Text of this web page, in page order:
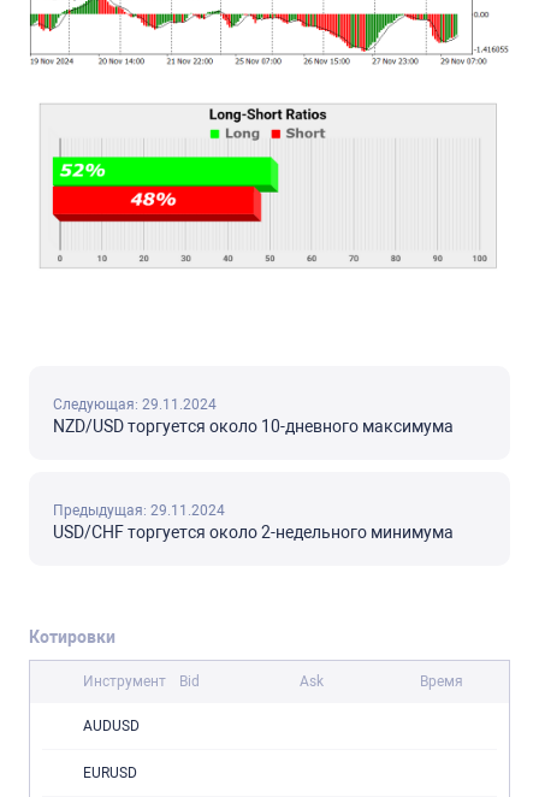
Следующая: 29.11.2024
NZD/USD торгуется около 10-дневного максимума
Предыдущая: 29.11.2024
USD/CHF торгуется около 2-недельного минимума
Котировки
Инструмент Bid Ask Время
AUDUSD
EURUSD